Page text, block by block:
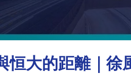
恒大的距離｜徐